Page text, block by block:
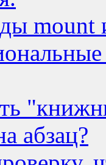
mount
абзац?